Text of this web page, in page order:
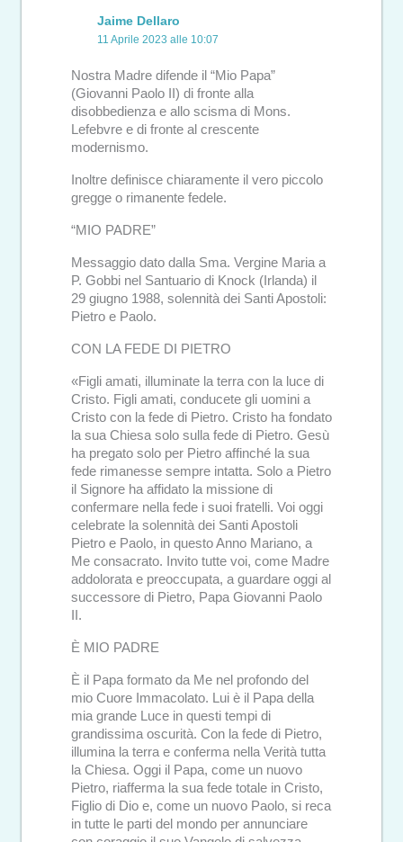
Jaime Dellaro
11 Aprile 2023 alle 10:07
Nostra Madre difende il “Mio Papa”
(Giovanni Paolo II) di fronte alla
disobbedienza e allo scisma di Mons.
Lefebvre e di fronte al crescente
modernismo.
Inoltre definisce chiaramente il vero piccolo
gregge o rimanente fedele.
“MIO PADRE”
Messaggio dato dalla Sma. Vergine Maria a
P. Gobbi nel Santuario di Knock (Irlanda) il
29 giugno 1988, solennità dei Santi Apostoli:
Pietro e Paolo.
CON LA FEDE DI PIETRO
«Figli amati, illuminate la terra con la luce di
Cristo. Figli amati, conducete gli uomini a
Cristo con la fede di Pietro. Cristo ha fondato
la sua Chiesa solo sulla fede di Pietro. Gesù
ha pregato solo per Pietro affinché la sua
fede rimanesse sempre intatta. Solo a Pietro
il Signore ha affidato la missione di
confermare nella fede i suoi fratelli. Voi oggi
celebrate la solennità dei Santi Apostoli
Pietro e Paolo, in questo Anno Mariano, a
Me consacrato. Invito tutte voi, come Madre
addolorata e preoccupata, a guardare oggi al
successore di Pietro, Papa Giovanni Paolo
II.
È MIO PADRE
È il Papa formato da Me nel profondo del
mio Cuore Immacolato. Lui è il Papa della
mia grande Luce in questi tempi di
grandissima oscurità. Con la fede di Pietro,
illumina la terra e conferma nella Verità tutta
la Chiesa. Oggi il Papa, come un nuovo
Pietro, riafferma la sua fede totale in Cristo,
Figlio di Dio e, come un nuovo Paolo, si reca
in tutte le parti del mondo per annunciare